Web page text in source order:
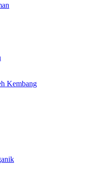
Kembang